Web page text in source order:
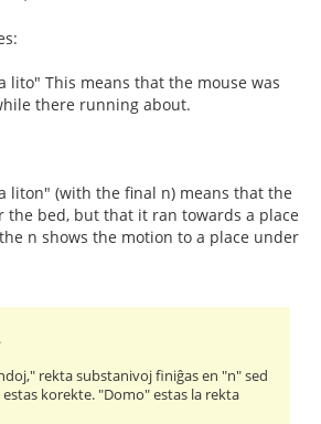
lito" This means that the mouse was
there running about.
liton" (with the final n) means that the
the bed, but that it ran towards a place
n shows the motion to a place under
rekta substanivoj finiĝas en "n" sed
korekte. "Domo" estas la rekta